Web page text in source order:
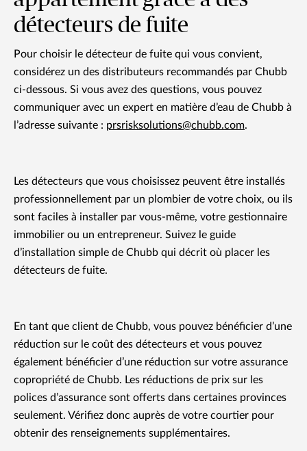
détecteurs de fuite
Pour choisir le détecteur de fuite qui vous convient,
considérez un des distributeurs recommandés par Chubb
ci-dessous. Si vous avez des questions, vous pouvez
communiquer avec un expert en matière d’eau de Chubb à
l’adresse suivante : prsrisksolutions@chubb.com.
Les détecteurs que vous choisissez peuvent être installés
professionnellement par un plombier de votre choix, ou ils
sont faciles à installer par vous-même, votre gestionnaire
immobilier ou un entrepreneur. Suivez le guide
d’installation simple de Chubb qui décrit où placer les
détecteurs de fuite.
En tant que client de Chubb, vous pouvez bénéficier d’une
réduction sur le coût des détecteurs et vous pouvez
également bénéficier d’une réduction sur votre assurance
copropriété de Chubb. Les réductions de prix sur les
polices d’assurance sont offerts dans certaines provinces
seulement. Vérifiez donc auprès de votre courtier pour
obtenir des renseignements supplémentaires.